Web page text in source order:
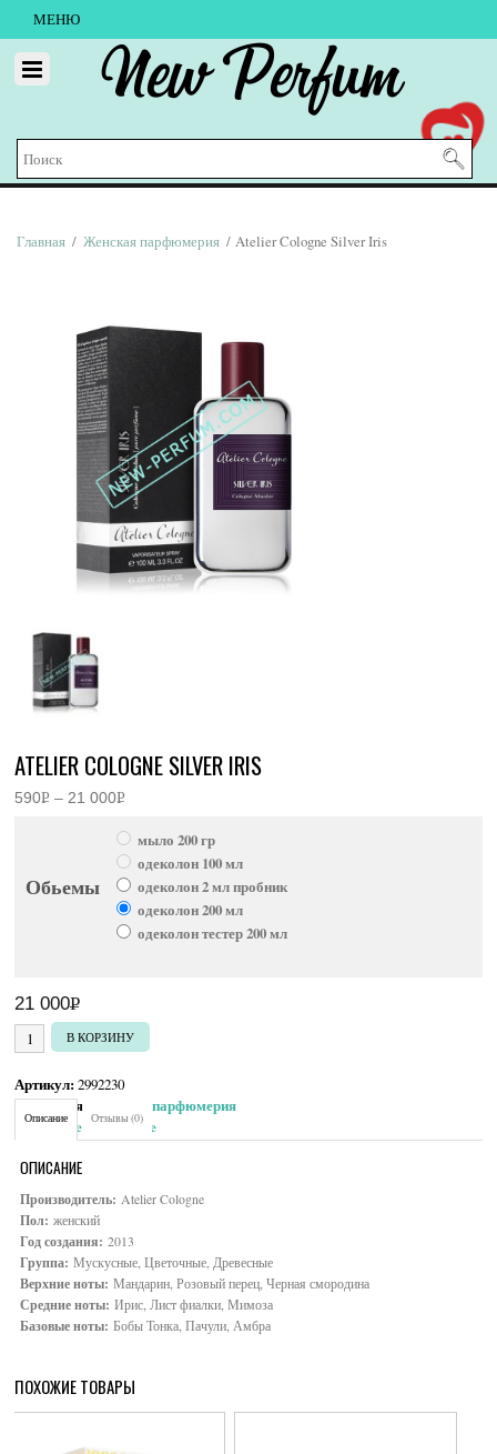
МЕНЮ
New Perfum
Главная / Женская парфюмерия / Atelier Cologne Silver Iris
ATELIER COLOGNE SILVER IRIS
590Р – 21 000Р
000руб.
Обьемы
мыло 200 гр
одеколон 100 мл
одеколон 2 мл пробник
одеколон 200 мл
одеколон тестер 200 мл
21 000Р
УБ.
Количество товара Atelier Cologne Silver Iris
В КОРЗИНУ
Артикул:2992230
Категория:
Женская парфюмерия
Brand:Atelier Cologne
Описание Отзывы (0)
ОПИСАНИЕ
Производитель: Atelier Cologne
Пол: женский
Год создания: 2013
Группа: Мускусные, Цветочные, Древесные
Верхние ноты: Мандарин, Розовый перец, Черная смородина
Средние ноты: Ирис, Лист фиалки, Мимоза
Базовые ноты:Бобы Тонка, Пачули, Амбра
ПОХОЖИЕ ТОВАРЫ